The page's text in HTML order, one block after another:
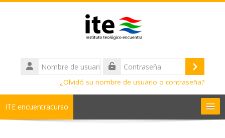
Nombre
de
Acceder
¿Olvidó su nombre de usuario o contraseña?
ITE encuentracurso